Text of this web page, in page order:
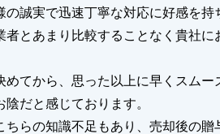
の誠実で迅速丁寧な対応に好感を持
者とあまり比較することなく貴社に
めてから、思った以上に早くスムー
陰だと感じております。
ちらの知識不足もあり、売却後の